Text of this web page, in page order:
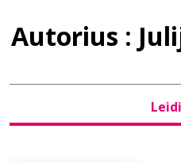
Leidiniai
Autorius :